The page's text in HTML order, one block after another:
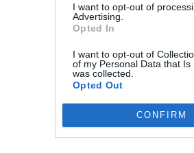
I want to opt-out of
Advertising.
Opted In
I want to opt-out of
of my Personal Data that
was collected.
Opted Out
CONFIRM
recebeu uma multa
TOP